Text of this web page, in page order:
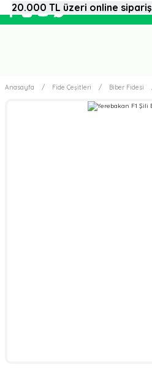
Anasayfa Fide Çeşitleri Biber Fidesi
20.000 TL üzeri online